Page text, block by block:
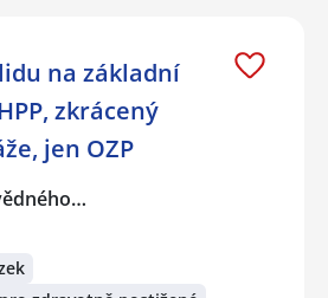
na základní
zkrácený
jen OZP